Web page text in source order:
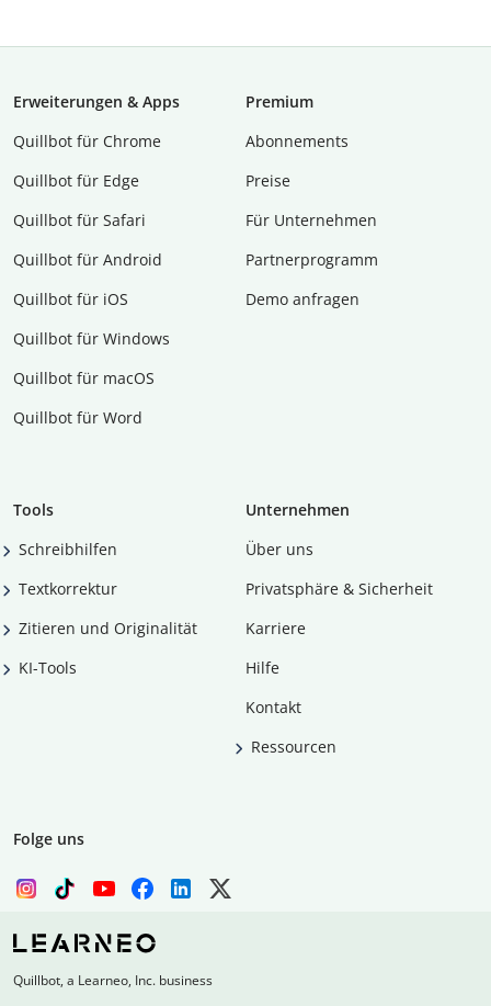
Erweiterungen & Apps
Quillbot für Chrome
Quillbot für Edge
Quillbot für Safari
Quillbot für Android
Quillbot für iOS
Quillbot für Windows
Quillbot für macOS
Quillbot für Word
Premium
Abon­ne­ments
Preise
Für Unternehmen
Partnerprogramm
Demo anfragen
Tools
Schreibhilfen
Textkorrektur
Zitieren und Originalität
KI-Tools
Unternehmen
Über uns
Privatsphäre & Sicherheit
Karriere
Hilfe
Kontakt
Ressourcen
Folge uns
Quillbot, a Learneo, Inc. business